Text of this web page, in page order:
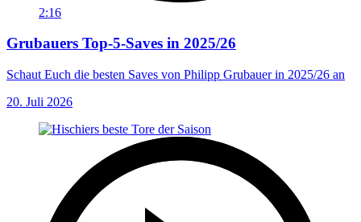
2:16
Grubauers Top-5-Saves in 2025/26
Schaut Euch die besten Saves von Philipp Grubauer in 2025/26 an
20. Juli 2026